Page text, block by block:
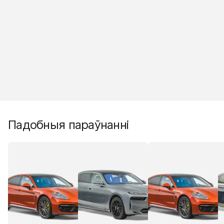
Падобныя параўнанні